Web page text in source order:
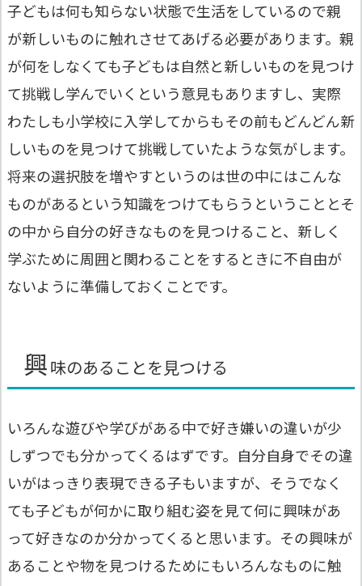
子どもは何も知らない状態で生活をしているので親
が新しいものに触れさせてあげる必要があります。親
が何をしなくても子どもは自然と新しいものを見つけ
て挑戦し学んでいくという意見もありますし、実際
わたしも小学校に入学してからもその前もどんどん新
しいものを見つけて挑戦していたような気がします。
将来の選択肢を増やすというのは世の中にはこんな
ものがあるという知識をつけてもらうということとそ
の中から自分の好きなものを見つけること、新しく
学ぶために周囲と関わることをするときに不自由が
ないように準備しておくことです。
興味のあることを見つける
いろんな遊びや学びがある中で好き嫌いの違いが少
しずつでも分かってくるはずです。自分自身でその違
いがはっきり表現できる子もいますが、そうでなく
ても子どもが何かに取り組む姿を見て何に興味があ
って好きなのか分かってくると思います。その興味が
あることや物を見つけるためにもいろんなものに触